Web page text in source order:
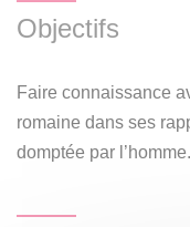
Objectifs
Faire connaissance
romaine dans ses
domptée par l’homme.